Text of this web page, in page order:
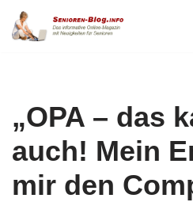
Zum
„OPA – das
auch! Mein
mir den